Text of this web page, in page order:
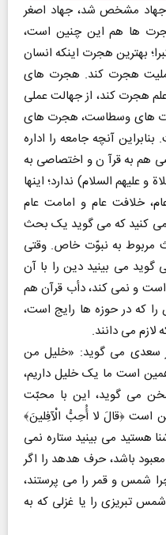
جهاد مشخص شد، جهاد اصغر
ها هم این چنین است،
بهترین هجرت اینکه انسان
هجرت کند. هجرت های
هجرت کند، از جهالت عملی
های وسطاست، هجرت های
آنچه جامعه را اداره
هم به قرآ ن و اختصاصی به
علیهم السلام) ندارد؛ اینها
خلافت عام و امامت عام
کنید که می گوید یک بحث
مربوط به نبوّت خاص. وقتی
می بینید دین را با آن
و نمی کند، دأب قرآن هم
که در حوزه ها رایج است،
لازم می دانند.
سعدی می گوید: «خلیل من
های آزری بشکست»[7] همین است ما یک خلیل داریم،
می گوید، این با محبّت
﴿قالَ لا أُحِبُّ الْآفِلینَ﴾
هستید می بینید ستاره نمی
معبود باشد، حرف هدهد را اگر
شمس و قمر را می پرستند،
تبریزی را یا غزلی که به